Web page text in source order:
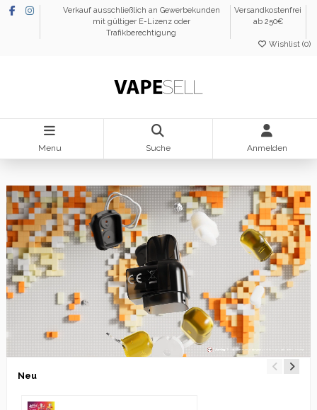
Verkauf ausschließlich an Gewerbekunden
mit gültiger E-Lizenz oder
Trafikberechtigung
Versandkostenfrei
ab 250€
Wishlist (0)
Menu Suche Anmelden
Neu